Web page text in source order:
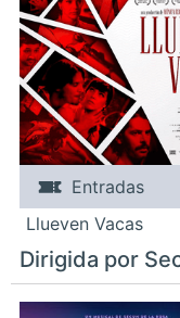
Entradas
Llueven Vacas
Dirigida por